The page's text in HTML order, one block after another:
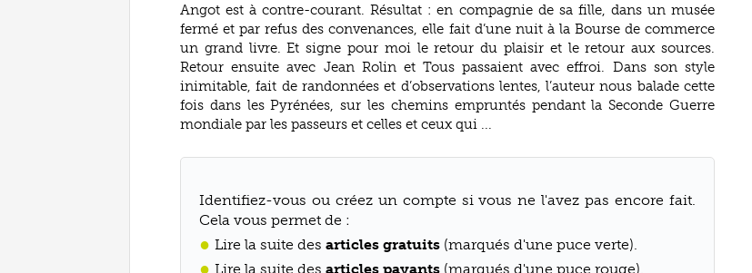
Angot est à contre-courant. Résultat : en compagnie de sa fille, dans un musée
fermé et par refus des convenances, elle fait d’une nuit à la Bourse de commerce
un grand livre. Et signe pour moi le retour du plaisir et le retour aux sources.
Retour ensuite avec Jean Rolin et Tous passaient avec effroi. Dans son style
inimitable, fait de randonnées et d’observations lentes, l’auteur nous balade cette
fois dans les Pyrénées, sur les chemins empruntés pendant la Seconde Guerre
mondiale par les passeurs et celles et ceux qui ...
Identifiez-vous ou créez un compte si vous ne l'avez pas encore fait.
Cela vous permet de :
Lire la suite des articles gratuits (marqués d'une puce verte).
Lire la suite des articles payants (marqués d'une puce rouge).